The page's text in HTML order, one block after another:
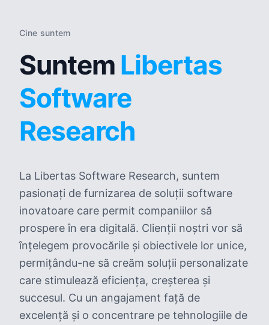
Cine suntem
Suntem Libertas
Software
Research
La Libertas Software Research, suntem
pasionați de furnizarea de soluții software
inovatoare care permit companiilor să
prospere în era digitală. Clienții noștri vor să
înțelegem provocările și obiectivele lor unice,
permițându-ne să creăm soluții personalizate
care stimulează eficiența, creșterea și
succesul. Cu un angajament față de
excelență și o concentrare pe tehnologiile de